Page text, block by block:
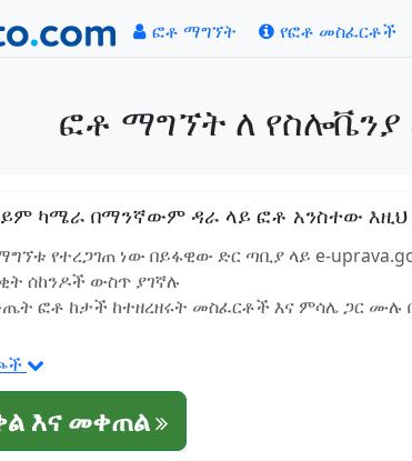
ፎቶ ማግኘት የፎቶ መስፈርቶች
ፎቶ ማግኘት ለ
ካሜራ በማንኛውም ዳራ ላይ ፎቶ አንስተው እዚህ
የተረጋገጠ ነው በይፋዊው ድር ጣቢያ ላይ e-
ሰከንዶች ውስጥ ያገኛሉ
ፎቶ ከታች ከተዘረዘሩት መስፈርቶች እና ምሳሌ ጋር
እና መቀጠል